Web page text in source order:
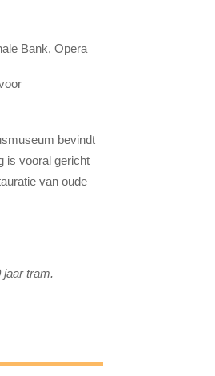
Bank, Opera
bevindt
is vooral gericht
van oude
jaar tram.